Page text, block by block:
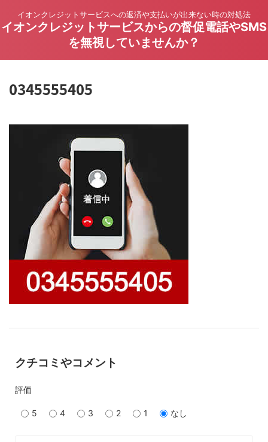
イオンクレジットサービスへの返済や支払いが出来ない時の対処法
イオンクレジットサービスからの督促電話やSMS
を無視していませんか？
0345555405
クチコミやコメント
評価
5 4 3 2 1 なし